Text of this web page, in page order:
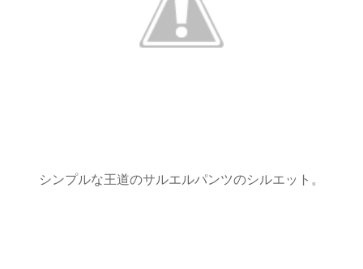
シンプルな王道のサルエルパンツのシルエット。